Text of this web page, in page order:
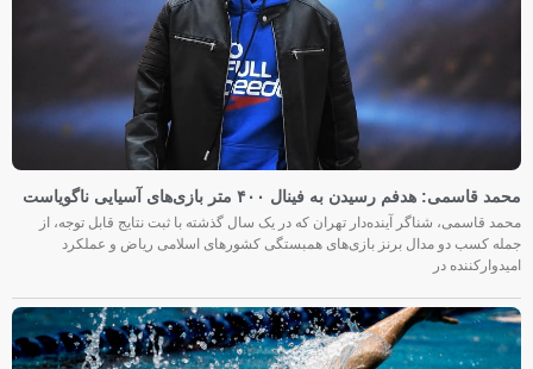
محمد قاسمی: هدفم رسیدن به فینال ۴۰۰ متر بازی‌های آسیایی ناگویاست
محمد قاسمی، شناگر آینده‌دار تهران که در یک سال گذشته با ثبت نتایج قابل توجه، از
جمله کسب دو مدال برنز بازی‌های همبستگی کشورهای اسلامی ریاض و عملکرد
امیدوارکننده در